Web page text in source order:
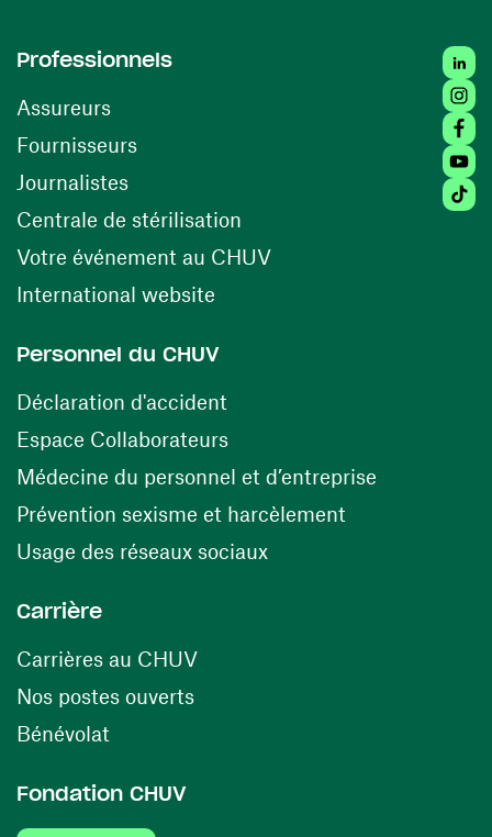
Professionnels
Assureurs
Fournisseurs(ouvre une nouvelle fenêtre)
Journalistes
Centrale de stérilisation (ouvre une nouvelle
Votre événement au CHUV(ouvre une nouvelle
International website
Personnel du CHUV
Déclaration d'accident
Espace Collaborateurs(ouvre une nouvelle fenêtre)
Médecine du personnel et d’entreprise
Prévention sexisme et harcèlement
Usage des réseaux sociaux(ouvre une nouvelle
Carrière
Carrières au CHUV(ouvre une nouvelle fenêtre)
Nos postes ouverts(ouvre une nouvelle fenêtre)
Bénévolat
Fondation CHUV